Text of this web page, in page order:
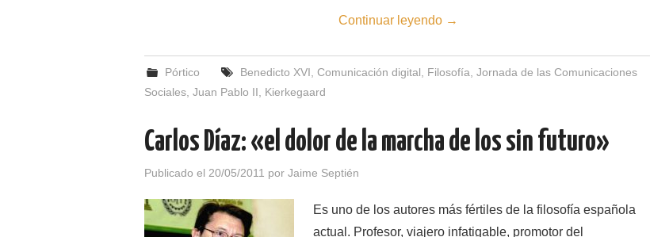
Continuar leyendo →
Pórtico Benedicto XVI Comunicación digital Filosofía Jornada de las Comunicaciones
Sociales Juan Pablo II Kierkegaard
Carlos Díaz: «el dolor de la marcha de los sin futuro»
Publicado el 20/05/2011 por Jaime Septién
Es uno de los autores más fértiles de la filosofía española
actual. Profesor, viajero infatigable, promotor del